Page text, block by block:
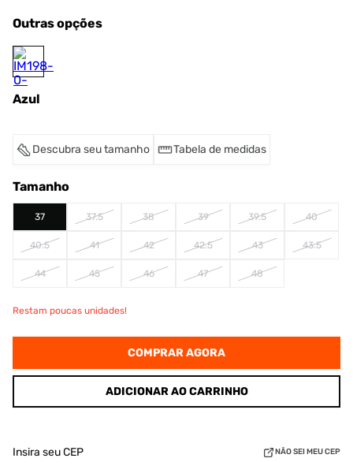
Outras opções
Azul
Descubra seu tamanho Tabela de medidas
Tamanho
37 37.5 38 39 39.5 40
40.5 41 42 42.5 43 43.5
44 45 46 47 48
Restam poucas unidades!
COMPRAR AGORA
ADICIONAR AO CARRINHO
Insira seu CEP NÃO SEI MEU CEP